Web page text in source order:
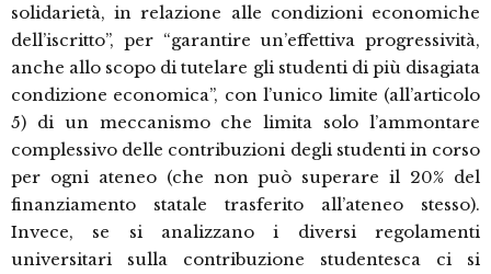
solidarietà, in relazione alle condizioni economiche
dell’iscritto”, per “garantire un’effettiva progressività,
anche allo scopo di tutelare gli studenti di più disagiata
condizione economica”, con l’unico limite (all’articolo
5) di un meccanismo che limita solo l’ammontare
complessivo delle contribuzioni degli studenti in corso
per ogni ateneo (che non può superare il 20% del
finanziamento statale trasferito all’ateneo stesso).
Invece, se si analizzano i diversi regolamenti
universitari sulla contribuzione studentesca ci si